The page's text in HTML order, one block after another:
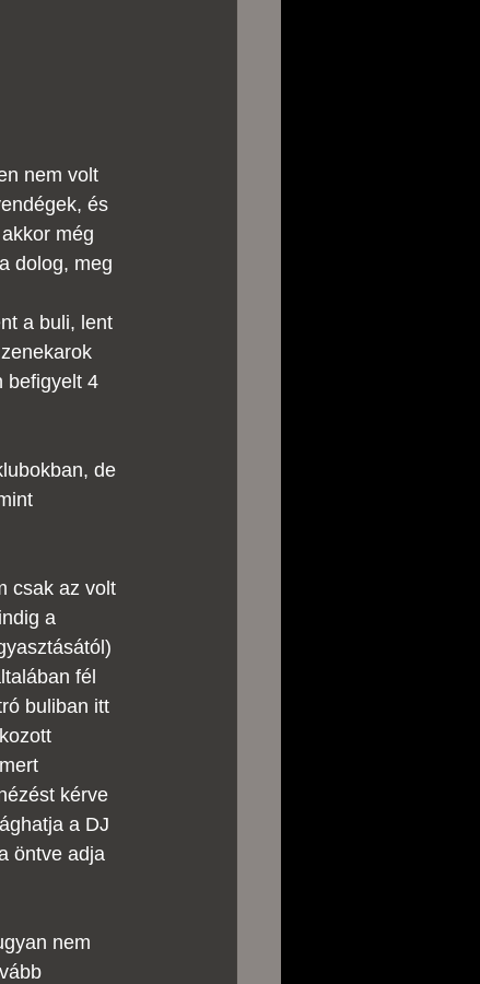
nem volt
és
még
dolog, meg
a buli, lent
befigyelt 4
de
csak az volt
a
fél
buliban itt
kérve
a DJ
öntve adja
nem